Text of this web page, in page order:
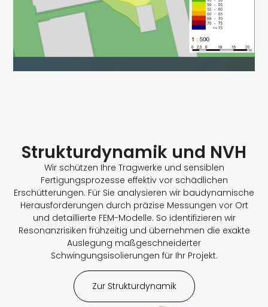
Strukturdynamik und NVH
Wir schützen Ihre Tragwerke und sensiblen
Fertigungsprozesse effektiv vor schädlichen
Erschütterungen. Für Sie analysieren wir baudynamische
Herausforderungen durch präzise Messungen vor Ort
und detaillierte FEM-Modelle. So identifizieren wir
Resonanzrisiken frühzeitig und übernehmen die exakte
Auslegung maßgeschneiderter
Schwingungsisolierungen für Ihr Projekt.
Zur Strukturdynamik